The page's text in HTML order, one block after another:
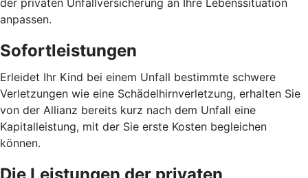
der privaten Unfallversicherung an Ihre Lebenssituation
anpassen.
Sofortleistungen
Erleidet Ihr Kind bei einem Unfall bestimmte schwere
Verletzungen wie eine Schädelhirnverletzung, erhalten Sie
von der Allianz bereits kurz nach dem Unfall eine
Kapitalleistung, mit der Sie erste Kosten begleichen
können.